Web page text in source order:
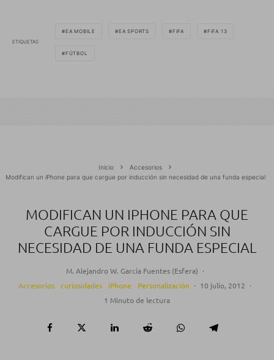
ETIQUETAS
EA MOBILE EA SPORTS FIFA FIFA 13
FÚTBOL
Inicio
Accesorios
Modifican un iPhone para que cargue por inducción sin necesidad de una funda especial
MODIFICAN UN IPHONE PARA QUE
CARGUE POR INDUCCIÓN SIN
NECESIDAD DE UNA FUNDA ESPECIAL
M. Alejandro W. García Fuentes (Esfera) ·
Accesorios
curiosidades iPhone Personalización · 10 julio, 2012 ·
1 Minuto de lectura